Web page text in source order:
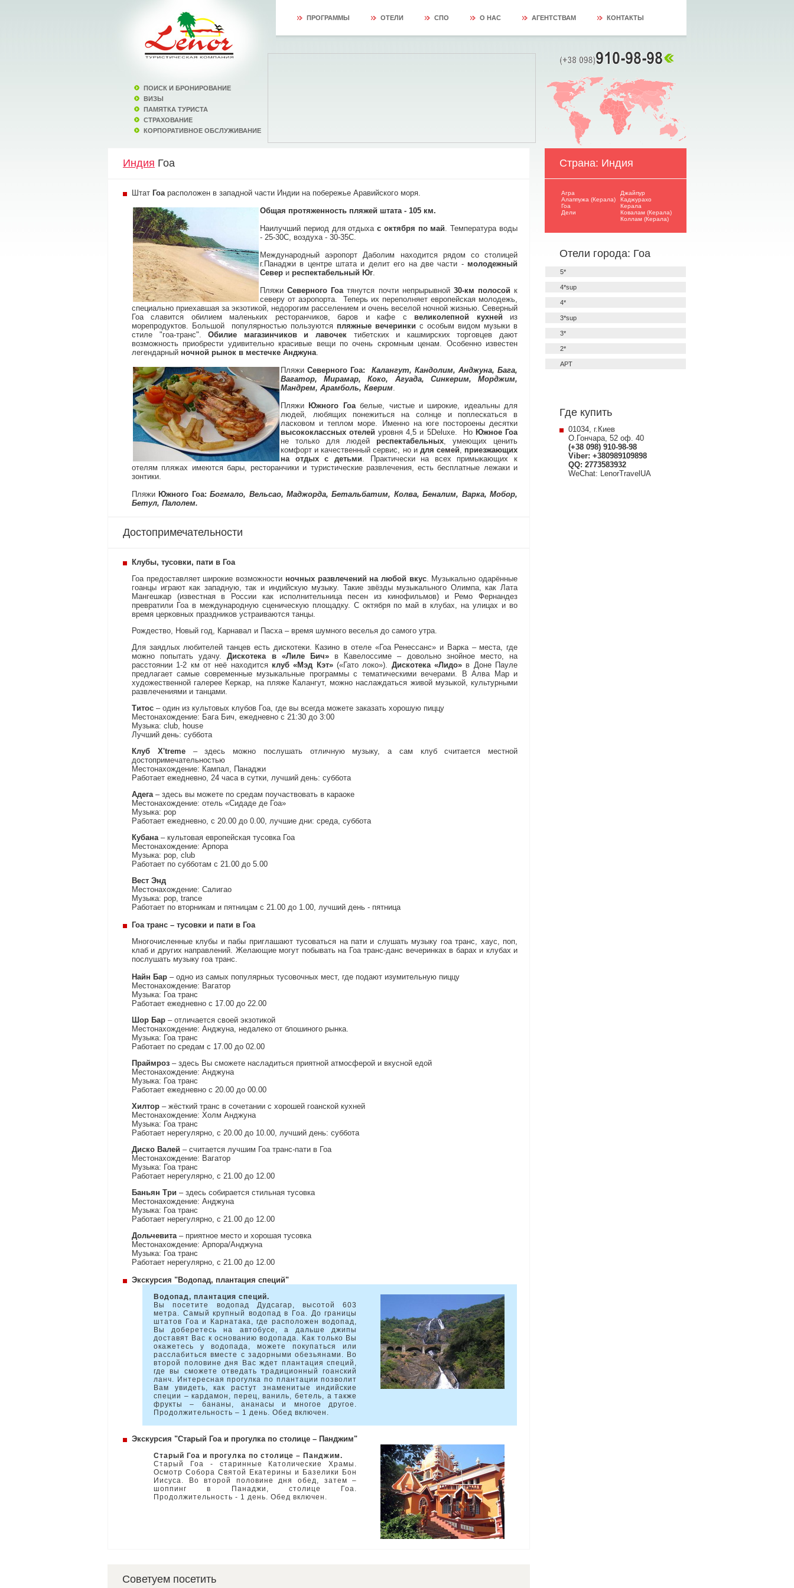
ПРОГРАММЫ ОТЕЛИ СПО О НАС АГЕНТСТВАМ КОНТАКТЫ
ПОИСК И БРОНИРОВАНИЕ
ВИЗЫ
ПАМЯТКА ТУРИСТА
СТРАХОВАНИЕ
КОРПОРАТИВНОЕ ОБСЛУЖИВАНИЕ
Индия Гоа
Штат Гоарасположен в западной части Индии на побережье Аравийского моря.
Общая протяженность пляжей штата - 105 км.
Наилучший период для отдыхас октября по май. Температура воды
- 25-30С, воздуха - 30-35С.
Международный аэропорт Даболим находится рядом со столицей
г.Панаджи в центре штата и делит его на две части - молодежный
Север и респектабельный Юг.
ПляжиСеверного Гоатянутся почти непрырывной 30-км полосой к
северу от аэропорта. Теперь их переполняет европейская молодежь,
специально приехавшая за экзотикой, недорогим расселением и очень веселой ночной жизнью. Северный
Гоа славится обилием маленьких ресторанчиков, баров и кафе с великолепной кухней из
морепродуктов. Большой популярностью пользуются пляжные вечеринки с особым видом музыки в
стиле "гоа-транс".Обилие магазинчиков и лавочек тибетских и кашмирских торговцев дают
возможность приобрести удивительно красивые вещи по очень скромным ценам. Особенно известен
легендарный ночной рынок в местечке Анджуна.
ПляжиСеверного Гоа:
Калангут, Кандолим, Анджуна, Бага,
Вагатор, Мирамар, Коко, Агуада, Синкерим, Морджим,
Мандрем, Арамболь, Кверим.
Пляжи Южного Гоабелые, чистые и широкие, идеальны для
людей, любящих понежиться на солнце и поплескаться в
ласковом и теплом море. Именно на юге постороены десятки
высококлассных отелей уровня 4,5 и 5Deluxe. Но Южное Гоа
не только для людей респектабельных, умеющих ценить
комфорт и качественный сервис, но и для семей, приезжающих
на отдых с детьми. Практически на всех примыкающих к
отелям пляжах имеются бары, ресторанчики и туристические развлечения, есть бесплатные лежаки и
зонтики.
Пляжи Южного Гоа: Богмало, Вельсао, Маджорда, Бетальбатим, Колва, Беналим, Варка, Мобор,
Бетул, Палолем.
Достопримечательности
Клубы, тусовки, пати в Гоа
Гоа предоставляет широкие возможности ночных развлечений на любой вкус. Музыкально одарённые
гоанцы играют как западную, так и индийскую музыку. Такие звёзды музыкального Олимпа, как Лата
Мангешкар (известная в России как исполнительница песен из кинофильмов) и Ремо Фернандез
превратили Гоа в международную сценическую площадку. С октября по май в клубах, на улицах и во
время церковных праздников устраиваются танцы.
Рождество, Новый год, Карнавал и Пасха – время шумного веселья до самого утра.
Для заядлых любителей танцев есть дискотеки. Казино в отеле «Гоа Ренессанс» и Варка – места, где
можно попытать удачу.Дискотека в «Лиле Бич»в Кавелоссиме – довольно знойное место, на
расстоянии 1-2 км от неё находится клуб «Мэд Кэт» («Гато локо»). Дискотека «Лидо» в Доне Пауле
предлагает самые современные музыкальные программы с тематическими вечерами. В Алва Мар и
художественной галерее Керкар, на пляже Калангут, можно наслаждаться живой музыкой, культурными
развлечениями и танцами.
Титос – один из культовых клубов Гоа, где вы всегда можете заказать хорошую пиццу
Местонахождение: Бага Бич, ежедневно с 21:30 до 3:00
Музыка: club, house
Лучший день: суббота
Клуб X'treme– здесь можно послушать отличную музыку, а сам клуб считается местной
достопримечательностью
Местонахождение: Кампал, Панаджи
Работает ежедневно, 24 часа в сутки, лучший день: суббота
Адега – здесь вы можете по средам поучаствовать в караоке
Местонахождение: отель «Сидаде де Гоа»
Музыка: pop
Работает ежедневно, с 20.00 до 0.00, лучшие дни: среда, суббота
Кубана– культовая европейская тусовка Гоа
Местонахождение: Арпора
Музыка: pop, club
Работает по субботам с 21.00 до 5.00
Вест Энд
Местонахождение: Салигао
Музыка: pop, trance
Работает по вторникам и пятницам с 21.00 до 1.00, лучший день - пятница
Гоа транс – тусовки и пати в Гоа
Многочисленные клубы и пабы приглашают тусоваться на пати и слушать музыку гоа транс, хаус, поп,
клаб и других направлений. Желающие могут побывать на Гоа транс-данс вечеринках в барах и клубах и
послушать музыку гоа транс.
Найн Бар – одно из самых популярных тусовочных мест, где подают изумительную пиццу
Местонахождение: Вагатор
Музыка: Гоа транс
Работает ежедневно с 17.00 до 22.00
Шор Бар – отличается своей экзотикой
Местонахождение: Анджуна, недалеко от блошиного рынка.
Музыка: Гоа транс
Работает по средам с 17.00 до 02.00
Праймроз – здесь Вы сможете насладиться приятной атмосферой и вкусной едой
Местонахождение: Анджуна
Музыка: Гоа транс
Работает ежедневно с 20.00 до 00.00
Хилтор – жёсткий транс в сочетании с хорошей гоанской кухней
Местонахождение: Холм Анджуна
Музыка: Гоа транс
Работает нерегулярно, с 20.00 до 10.00, лучший день: суббота
Диско Валей – считается лучшим Гоа транс-пати в Гоа
Местонахождение: Вагатор
Музыка: Гоа транс
Работает нерегулярно, с 21.00 до 12.00
Баньян Три – здесь собирается стильная тусовка
Местонахождение: Анджуна
Музыка: Гоа транс
Работает нерегулярно, с 21.00 до 12.00
Дольчевита – приятное место и хорошая тусовка
Местонахождение: Арпора/Анджуна
Музыка: Гоа транс
Работает нерегулярно, с 21.00 до 12.00
Экскурсия "Водопад, плантация специй"
Водопад, плантация специй.
Вы посетите водопад Дудсагар, высотой 603
метра. Самый крупный водопад в Гоа. До границы
штатов Гоа и Карнатака, где расположен водопад,
Вы доберетесь на автобусе, а дальше джипы
доставят Вас к основанию водопада. Как только Вы
окажетесь у водопада, можете покупаться или
расслабиться вместе с задорными обезьянами. Во
второй половине дня Вас ждет плантация специй,
где вы сможете отведать традиционный гоанский
ланч. Интересная прогулка по плантации позволит
Вам увидеть, как растут знаменитые индийские
специи – кардамон, перец, ваниль, бетель, а также
фрукты – бананы, ананасы и многое другое.
Продолжительность – 1 день. Обед включен.
Экскурсия "Старый Гоа и прогулка по столице – Панджим"
Старый Гоа и прогулка по столице – Панджим.
Старый Гоа - старинные Католические Храмы.
Осмотр Собора Святой Екатерины и Базелики Бон
Иисуса. Во второй половине дня обед, затем –
шоппинг в Панаджи, столице Гоа.
Продолжительность - 1 день. Обед включен.
Советуем посетить
Страна: Индия
Агра
Алаппужа (Керала)
Гоа
Дели
Джайпур
Каджурахо
Керала
Ковалам (Керала)
Коллам (Керала)
Отели города: Гоа
5*
4*sup
4*
3*sup
3*
2*
APT
Где купить
01034, г.Киев
О.Гончара, 52 оф. 40
(+38 098) 910-98-98
Viber: +380989109898
QQ: 2773583932
WeChat: LenorTravelUA